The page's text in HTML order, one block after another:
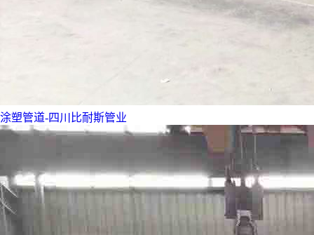
涂塑管道-四川比耐斯管业